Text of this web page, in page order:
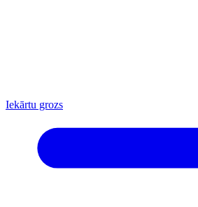
Iekārtu grozs